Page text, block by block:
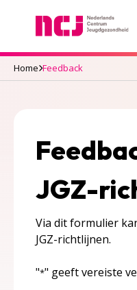
Home Feedback
JGZ-
Via dit formulier
JGZ-richtlijnen.
"*" geeft vereiste